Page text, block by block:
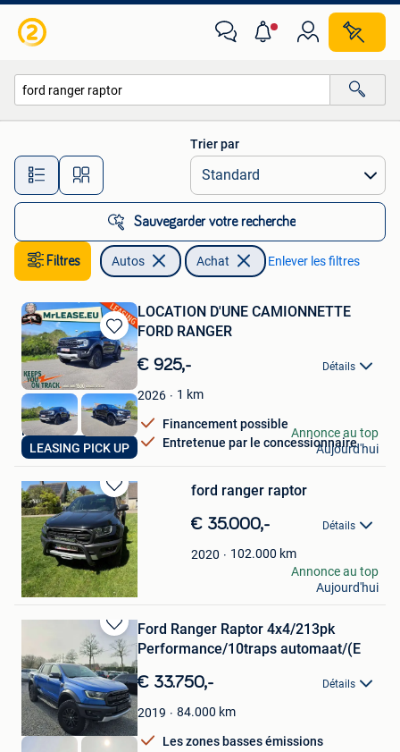
Toutes les distances…
Trier par
Sauvegarder votre recherche
Filtres Autos Achat Enlever les filtres
Sauvegarder
dans
Favoris
LEASING PICK UP
LOCATION D'UNE CAMIONNETTE
FORD RANGER
€ 925,- Détails
2026 1 km
Financement possible
Entretenue par le concessionnaire
MrLease
Hooglede
Annonce au top
Aujourd'hui
Sauvegarder
dans
Mes
Favoris
ford ranger raptor
€ 35.000,- Détails
2020 102.000 km
Verkoop Eindhoven
Oud-Turnhout
Annonce au top
Aujourd'hui
Sauvegarder
dans
Mes
Favoris
Ford Ranger Raptor 4x4/213pk
Performance/10traps automaat/(E
€ 33.750,- Détails
2019 84.000 km
Les zones basses émissions